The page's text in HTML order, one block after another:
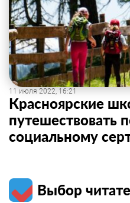
11 июля 2022, 16:21
Красноярские
путешествовать
социальному
Выбор